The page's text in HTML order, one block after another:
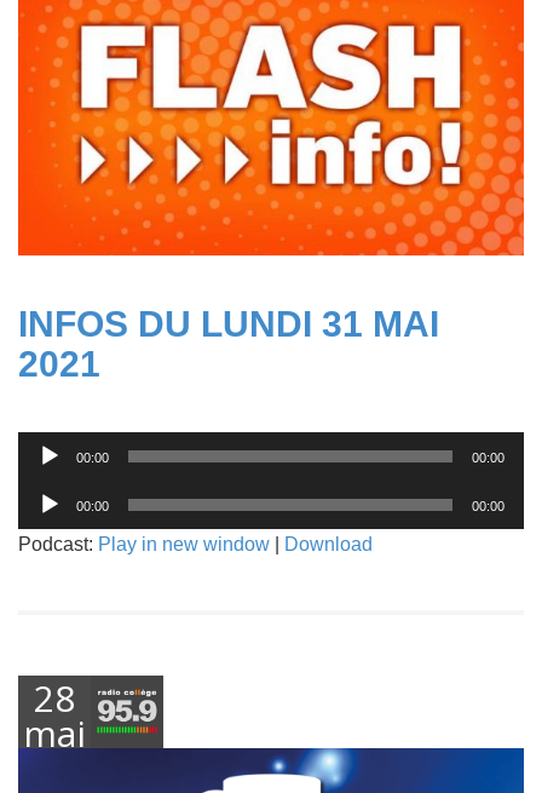
INFOS DU LUNDI 31 MAI
2021
Lecteur
audio
00:00 00:00
Lecteur
audio
00:00 00:00
Podcast: Play in new window Download
28
mai
2021